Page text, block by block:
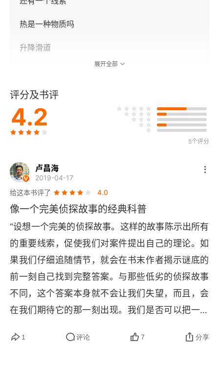
热是一种物质吗
升降滑道
哲学背景
物质动力论
2 机械观的衰落
两种电流体
磁流体
第一个严重的困难
光的速度
作为物质的光
色之谜
展开全部
评分及书评
4.2
5个评分
卢昌海
2019-04-17
给这本书评了
4.0
像一个完美侦探故事的经典科普
“设想一个完美的侦探故事。这样的故事陈示出所有
的重要线索，促使我们对案件提出自己的理论。如
果我们仔细追随情节，就会在书末作者揭示谜底的
前一刻自己找到完整答案。与那些低劣的侦探故事
不同，这个答案本身就不会让我们失望，而且，会
在我们期待它的那一刻出现。我们是否可以把一代
这样一本侦探小说的读者呢？……” 爱因斯坦很少写
1 评论 7 分享